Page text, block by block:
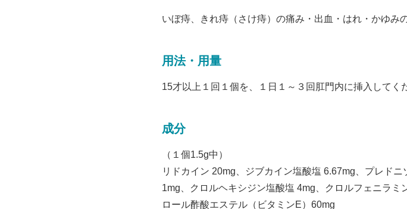
いぼ痔、きれ痔（さけ痔）の痛み・出血・はれ・かゆみ
用法・用量
15才以上１回１個を、１日１～３回肛門内に挿入してく
成分
（１個1.5g中）
リドカイン 20mg、ジブカイン塩酸塩 6.67mg、プレド
1mg、クロルヘキシジン塩酸塩 4mg、クロルフェニラ
ロール酢酸エステル（ビタミンE）60mg